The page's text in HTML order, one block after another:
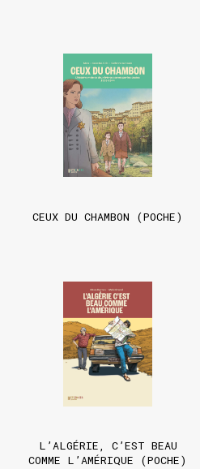
CEUX DU CHAMBON (POCHE)
L’ALGÉRIE, C’EST BEAU
COMME L’AMÉRIQUE (POCHE)